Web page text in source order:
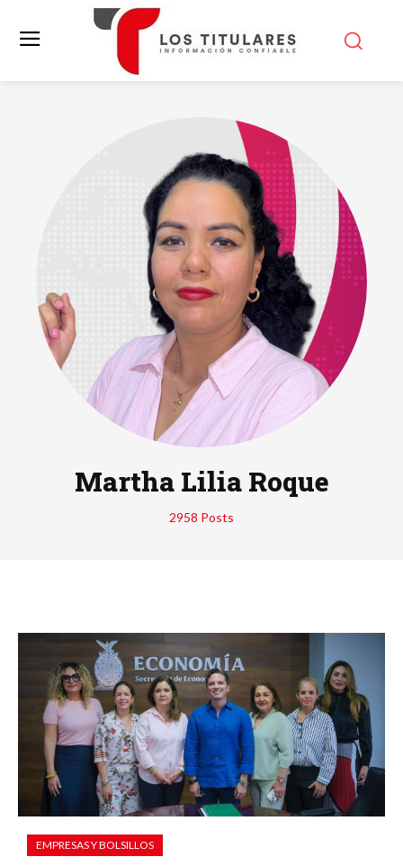
Martha Lilia Roque
2958 Posts
EMPRESAS Y BOLSILLOS